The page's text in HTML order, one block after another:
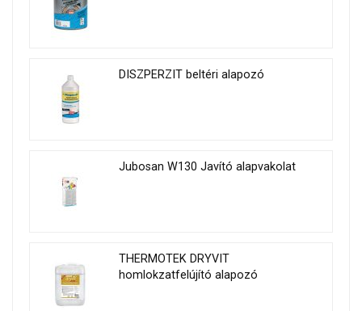
DISZPERZIT beltéri alapozó
Jubosan W130 Javító alapvakolat
THERMOTEK DRYVIT
homlokzatfelújító alapozó